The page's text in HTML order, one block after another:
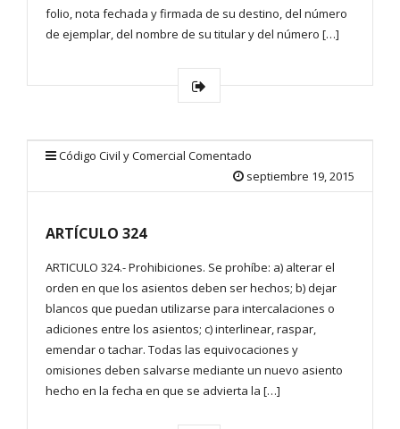
folio, nota fechada y firmada de su destino, del número
de ejemplar, del nombre de su titular y del número […]
Código Civil y Comercial Comentado
septiembre 19, 2015
ARTÍCULO 324
ARTICULO 324.- Prohibiciones. Se prohíbe: a) alterar el
orden en que los asientos deben ser hechos; b) dejar
blancos que puedan utilizarse para intercalaciones o
adiciones entre los asientos; c) interlinear, raspar,
emendar o tachar. Todas las equivocaciones y
omisiones deben salvarse mediante un nuevo asiento
hecho en la fecha en que se advierta la […]